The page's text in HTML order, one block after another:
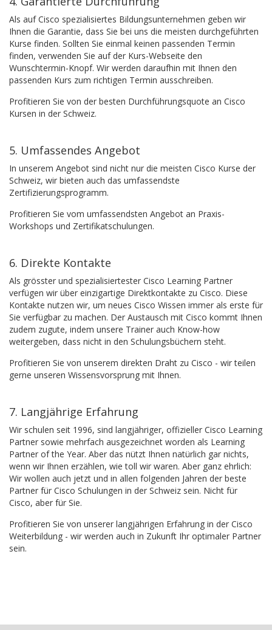
Als auf Cisco spezialisiertes Bildungsunternehmen geben wir
Ihnen die Garantie, dass Sie bei uns die meisten durchgeführten
Kurse finden. Sollten Sie einmal keinen passenden Termin
finden, verwenden Sie auf der Kurs-Webseite den
Wunschtermin-Knopf. Wir werden daraufhin mit Ihnen den
passenden Kurs zum richtigen Termin ausschreiben.
Profitieren Sie von der besten Durchführungsquote an Cisco
Kursen in der Schweiz.
5. Umfassendes Angebot
In unserem Angebot sind nicht nur die meisten Cisco Kurse der
Schweiz, wir bieten auch das umfassendste
Zertifizierungsprogramm.
Profitieren Sie vom umfassendsten Angebot an Praxis-
Workshops und Zertifikatschulungen.
6. Direkte Kontakte
Als grösster und spezialisiertester Cisco Learning Partner
verfügen wir über einzigartige Direktkontakte zu Cisco. Diese
Kontakte nutzen wir, um neues Cisco Wissen immer als erste für
Sie verfügbar zu machen. Der Austausch mit Cisco kommt Ihnen
zudem zugute, indem unsere Trainer auch Know-how
weitergeben, dass nicht in den Schulungsbüchern steht.
Profitieren Sie von unserem direkten Draht zu Cisco - wir teilen
gerne unseren Wissensvorsprung mit Ihnen.
7. Langjährige Erfahrung
Wir schulen seit 1996, sind langjähriger, offizieller Cisco Learning
Partner sowie mehrfach ausgezeichnet worden als Learning
Partner of the Year. Aber das nützt Ihnen natürlich gar nichts,
wenn wir Ihnen erzählen, wie toll wir waren. Aber ganz ehrlich:
Wir wollen auch jetzt und in allen folgenden Jahren der beste
Partner für Cisco Schulungen in der Schweiz sein. Nicht für
Cisco, aber für Sie.
Profitieren Sie von unserer langjährigen Erfahrung in der Cisco
Weiterbildung - wir werden auch in Zukunft Ihr optimaler Partner
sein.